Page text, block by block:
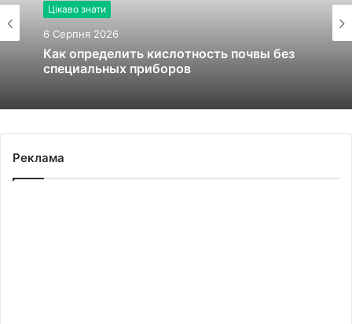
Цікаво знати
6 Серпня 2026
Как определить кислотность почвы без
специальных приборов
Реклама